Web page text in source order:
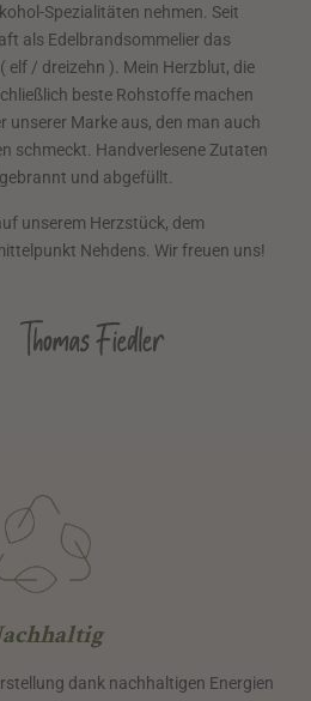
Spezialitäten nehmen. Seit
als Edelbrandsommelier das
elf / dreizehn ). Mein Herzblut, die
beste Rohstoffe machen
unserer Marke aus, den man auch
schmeckt. Handverlesene Zutaten
und abgefüllt.
unserem Herzstück, dem
Nehdens. Wir freuen uns!
dank nachhaltigen Energien